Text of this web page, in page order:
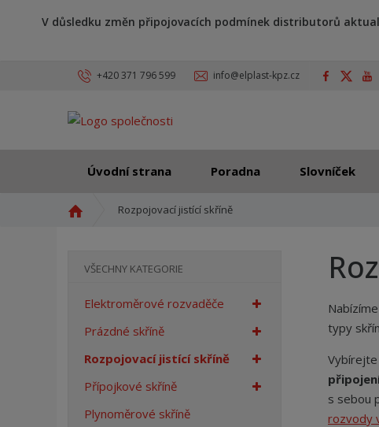
V důsledku změn připojovacích podmínek distributorů
+420 371 796 599 info@elplast-kpz.cz
Úvodní strana Poradna Slovníček
s
t
a
n
Rozpojovací jistící skříně
typy
Vybírejte
s sebou
rozvody
VŠECHNY KATEGORIE
Elektroměrové rozvaděče
Prázdné skříně
Rozpojovací jistící skříně
Přípojkové skříně
Plynoměrové skříně